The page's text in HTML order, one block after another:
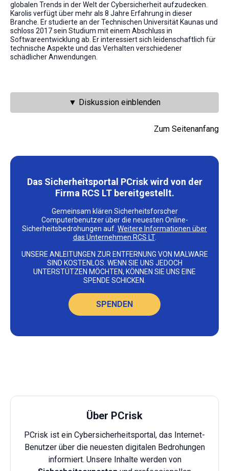
globalen Trends in der Welt der Cybersicherheit aufzudecken.
Karolis verfügt über mehr als 8 Jahre Erfahrung in dieser
Branche. Er studierte an der Technischen Universität Kaunas und
schloss 2017 sein Studium mit einem Abschluss in
Softwareentwicklung ab. Er interessiert sich leidenschaftlich für
technische Aspekte und das Verhalten verschiedener
schädlicher Anwendungen.
▼ Diskussion einblenden
Zum Seitenanfang
Das Sicherheitsportal PCrisk wird von der
Firma RCS LT bereitgestellt.
Gemeinsam klären Sicherheitsforscher
Computerbenutzer über die neuesten Online-
Sicherheitsbedrohungen auf. Weitere Informationen über
das Unternehmen RCS LT.
UNSERE ANLEITUNGEN ZUR ENTFERNUNG VON MALWARE
SIND KOSTENLOS. WENN SIE UNS JEDOCH
UNTERSTÜTZEN MÖCHTEN, KÖNNEN SIE UNS EINE
SPENDE SCHICKEN.
SPENDEN
Über PCrisk
PCrisk ist ein Cybersicherheitsportal, das Internet-
Benutzer über die neuesten digitalen Bedrohungen
informiert. Unsere Inhalte werden von